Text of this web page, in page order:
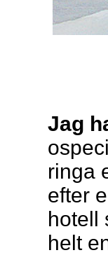
Jag
ringa
efter
hotell
helt